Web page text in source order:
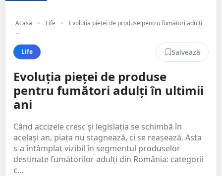
Acasă • Life •
Evoluția pieței de produse pentru fumători adulți
...
Life Salvează
Evoluția pieței de produse
pentru fumători adulți în ultimii
ani
Când accizele cresc și legislația se schimbă în
același an, piața nu stagnează, ci se reașează. Asta
s-a întâmplat vizibil în segmentul produselor
destinate fumătorilor adulți din România: categorii
c...